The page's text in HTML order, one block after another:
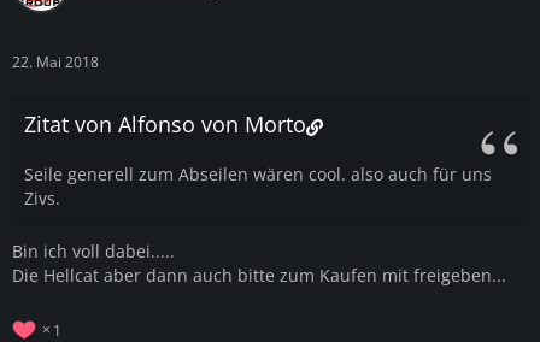
22. Mai 2018
Zitat von Alfonso von Morto
Seile generell zum Abseilen wären cool. also auch für uns
Zivs.
Bin ich voll dabei.....
Die Hellcat aber dann auch bitte zum Kaufen mit freigeben...
1